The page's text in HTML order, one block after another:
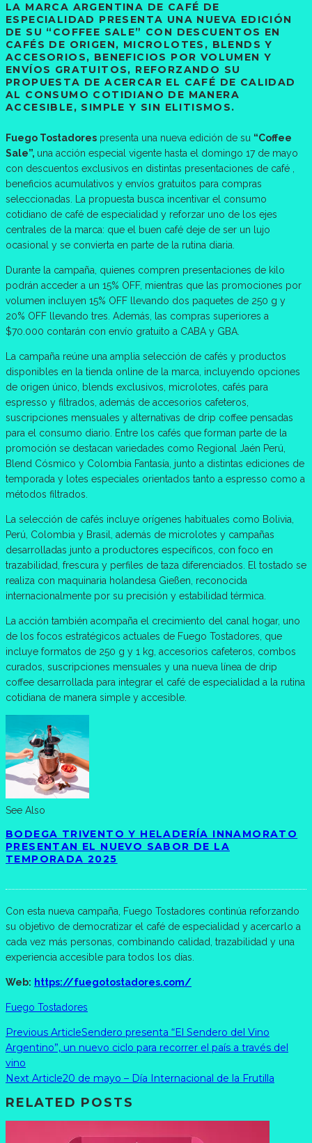
LA MARCA ARGENTINA DE CAFÉ DE
ESPECIALIDAD PRESENTA UNA NUEVA EDICIÓN
DE SU “COFFEE SALE” CON DESCUENTOS EN
CAFÉS DE ORIGEN, MICROLOTES, BLENDS Y
ACCESORIOS, BENEFICIOS POR VOLUMEN Y
ENVÍOS GRATUITOS, REFORZANDO SU
PROPUESTA DE ACERCAR EL CAFÉ DE CALIDAD
AL CONSUMO COTIDIANO DE MANERA
ACCESIBLE, SIMPLE Y SIN ELITISMOS.
Fuego Tostadores presenta una nueva edición de su “Coffee
Sale”, una acción especial vigente hasta el domingo 17 de mayo
con descuentos exclusivos en distintas presentaciones de café ,
beneficios acumulativos y envíos gratuitos para compras
seleccionadas. La propuesta busca incentivar el consumo
cotidiano de café de especialidad y reforzar uno de los ejes
centrales de la marca: que el buen café deje de ser un lujo
ocasional y se convierta en parte de la rutina diaria.
Durante la campaña, quienes compren presentaciones de kilo
podrán acceder a un 15% OFF, mientras que las promociones por
volumen incluyen 15% OFF llevando dos paquetes de 250 g y
20% OFF llevando tres. Además, las compras superiores a
$70.000 contarán con envío gratuito a CABA y GBA.
La campaña reúne una amplia selección de cafés y productos
disponibles en la tienda online de la marca, incluyendo opciones
de origen único, blends exclusivos, microlotes, cafés para
espresso y filtrados, además de accesorios cafeteros,
suscripciones mensuales y alternativas de drip coffee pensadas
para el consumo diario. Entre los cafés que forman parte de la
promoción se destacan variedades como Regional Jaén Perú,
Blend Cósmico y Colombia Fantasía, junto a distintas ediciones de
temporada y lotes especiales orientados tanto a espresso como a
métodos filtrados.
La selección de cafés incluye orígenes habituales como Bolivia,
Perú, Colombia y Brasil, además de microlotes y campañas
desarrolladas junto a productores específicos, con foco en
trazabilidad, frescura y perfiles de taza diferenciados. El tostado se
realiza con maquinaria holandesa Gießen, reconocida
internacionalmente por su precisión y estabilidad térmica.
La acción también acompaña el crecimiento del canal hogar, uno
de los focos estratégicos actuales de Fuego Tostadores, que
incluye formatos de 250 g y 1 kg, accesorios cafeteros, combos
curados, suscripciones mensuales y una nueva línea de drip
coffee desarrollada para integrar el café de especialidad a la rutina
cotidiana de manera simple y accesible.
See Also
BODEGA TRIVENTO Y HELADERÍA INNAMORATO
PRESENTAN EL NUEVO SABOR DE LA
TEMPORADA 2025
Con esta nueva campaña, Fuego Tostadores continúa reforzando
su objetivo de democratizar el café de especialidad y acercarlo a
cada vez más personas, combinando calidad, trazabilidad y una
experiencia accesible para todos los días.
Web: https://fuegotostadores.com/
Fuego Tostadores
Previous ArticleSendero presenta “El Sendero del Vino
Argentino”, un nuevo ciclo para recorrer el país a través del
vino
Next Article20 de mayo – Día Internacional de la Frutilla
RELATED POSTS